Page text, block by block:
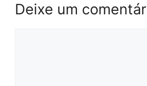
Deixe um